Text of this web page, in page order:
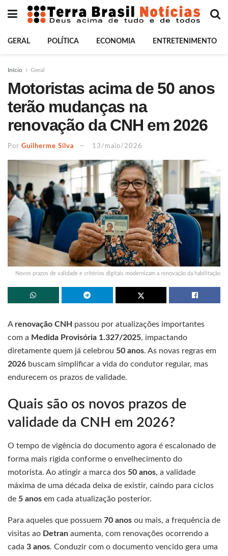
GERAL POLÍTICA ECONOMIA ENTRETENIMENTO
Início Geral
Motoristas acima de 50 anos
terão mudanças na
renovação da CNH em 2026
Por Guilherme Silva 13/maio/2026
Novos prazos de validade e critérios digitais modernizam a renovação da habilitação
A renovação CNH passou por atualizações importantes
com a Medida Provisória 1.327/2025, impactando
diretamente quem já celebrou 50 anos. As novas regras em
2026 buscam simplificar a vida do condutor regular, mas
endurecem os prazos de validade.
Quais são os novos prazos de
validade da CNH em 2026?
O tempo de vigência do documento agora é escalonado de
forma mais rígida conforme o envelhecimento do
motorista. Ao atingir a marca dos 50 anos, a validade
máxima de uma década deixa de existir, caindo para ciclos
de 5 anos em cada atualização posterior.
Para aqueles que possuem 70 anos ou mais, a frequência de
visitas ao Detran aumenta, com renovações ocorrendo a
cada 3 anos. Conduzir com o documento vencido gera uma